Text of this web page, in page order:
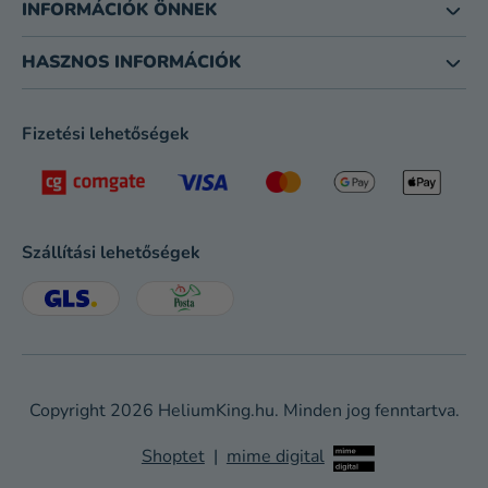
INFORMÁCIÓK ÖNNEK
HASZNOS INFORMÁCIÓK
Fizetési lehetőségek
Szállítási lehetőségek
Shoptet | mime digital
Copyright 2026 HeliumKing.hu. Minden jog fenntartva.